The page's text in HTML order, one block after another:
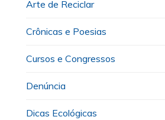
Arte de Reciclar
Crônicas e Poesias
Cursos e Congressos
Denúncia
Dicas Ecológicas